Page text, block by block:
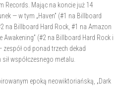
Records. Mając na koncie już 14
— w tym „Haven” (#1 na Billboard
na Billboard Hard Rock, #1 na Amazon
Awakening” (#2 na Billboard Hard Rock i
od ponad trzech dekad
współczesnego metalu.
epoką neowiktoriańską, „Dark